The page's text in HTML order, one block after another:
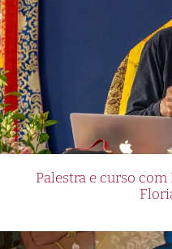
Palestra e curso